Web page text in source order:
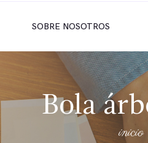
SOBRE NOSOTROS
Bola
inicio